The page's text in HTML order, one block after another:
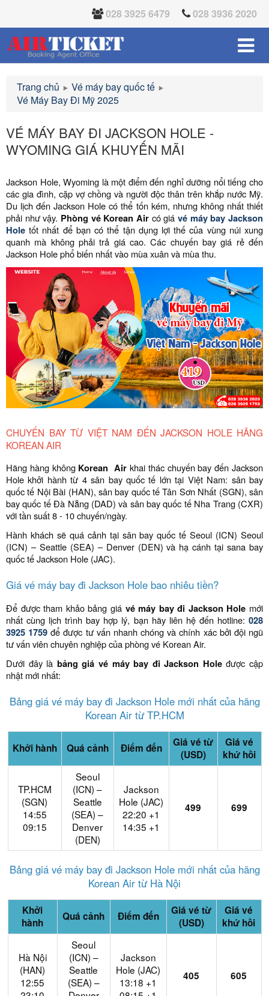
028 3925 6479 028 3936 2020
Trang chủ
Vé máy bay quốc tế
Vé Máy Bay Đi Mỹ 2025
VÉ MÁY BAY ĐI JACKSON HOLE -
WYOMING GIÁ KHUYẾN MÃI
Jackson Hole, Wyoming là một điểm đến nghỉ dưỡng nổi tiếng cho
các gia đình, cặp vợ chồng và người độc thân trên khắp nước Mỹ.
Du lịch đến Jackson Hole có thể tốn kém, nhưng không nhất thiết
phải như vậy. Phòng vé Korean Air có giá vé máy bay Jackson
Hole tốt nhất để bạn có thể tận dụng lợi thế của vùng núi xung
quanh mà không phải trả giá cao. Các chuyến bay giá rẻ đến
Jackson Hole phổ biến nhất vào mùa xuân và mùa thu.
CHUYẾN BAY TỪ VIỆT NAM ĐẾN JACKSON HOLE HÃNG
KOREAN AIR
Hãng hàng không Korean Air khai thác chuyến bay đến Jackson
Hole khởi hành từ 4 sân bay quốc tế lớn tại Việt Nam: sân bay
quốc tế Nội Bài (HAN), sân bay quốc tế Tân Sơn Nhất (SGN), sân
bay quốc tế Đà Nẵng (DAD) và sân bay quốc tế Nha Trang (CXR)
với tần suất 8 - 10 chuyến/ngày.
Hành khách sẽ quá cảnh tại sân bay quốc tế Seoul (ICN) Seoul
(ICN) – Seattle (SEA) – Denver (DEN) và hạ cánh tại sana bay
quốc tế Jackson Hole (JAC).
Giá vé máy bay đi Jackson Hole bao nhiêu tiền?
Để được tham khảo bảng giá vé máy bay đi Jackson Hole mới
nhất cùng lịch trình bay hợp lý, bạn hãy liên hệ đến hotline: 028
3925 1759 để được tư vấn nhanh chóng và chính xác bởi đội ngũ
tư vấn viên chuyên nghiệp của phòng vé Korean Air.
Dưới đây là bảng giá vé máy bay đi Jackson Holeđược cập
nhật mới nhất:
Bảng giá vé máy bay đi Jackson Hole mới nhất của hãng
Korean Air từ TP.HCM
Khởi hành Quá cảnh Điểm đến
Giá vé từ
(USD)
Giá vé
khứ hồi
TP.HCM
(SGN)
14:55
09:15
Seoul
(ICN) –
Seattle
(SEA) –
Denver
(DEN)
Jackson
Hole (JAC)
22:20 +1
14:35 +1
499 699
Bảng giá vé máy bay đi Jackson Hole mới nhất của hãng
Korean Air từ Hà Nội
Khởi
hành
Quá cảnh Điểm đến
Giá vé từ
(USD)
Giá vé
khứ hồi
Hà Nội
(HAN)
12:55
Seoul
(ICN) –
Seattle
(SEA) –
Jackson
Hole (JAC)
13:18 +1
405 605